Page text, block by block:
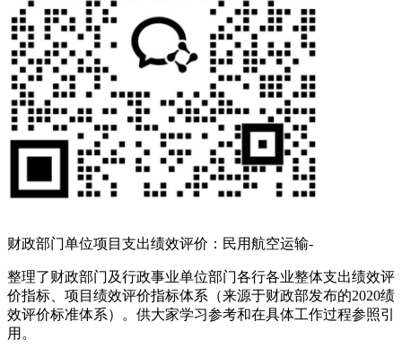
财政部门单位项目支出绩效评价：民用航空运输-
整理了财政部门及行政事业单位部门各行各业整体支出绩效评
价指标、项目绩效评价指标体系（来源于财政部发布的2020绩
效评价标准体系）。供大家学习参考和在具体工作过程参照引
用。